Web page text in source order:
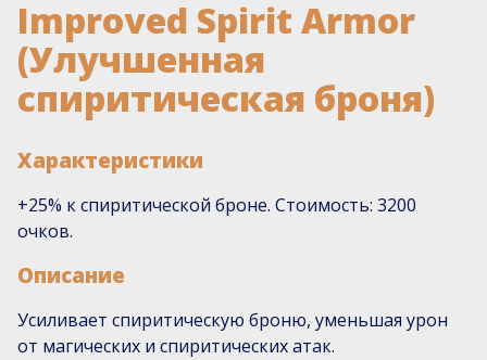
Improved Spirit Armor
(Улучшенная
спиритическая броня)
Характеристики
+25% к спиритической броне. Стоимость: 3200
очков.
Описание
Усиливает спиритическую броню, уменьшая урон
от магических и спиритических атак.